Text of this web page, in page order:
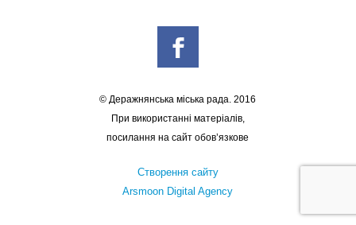
© Деражнянська міська рада. 2016
При використанні матеріалів,
посилання на сайт обов’язкове
Створення сайту
Arsmoon Digital Agency